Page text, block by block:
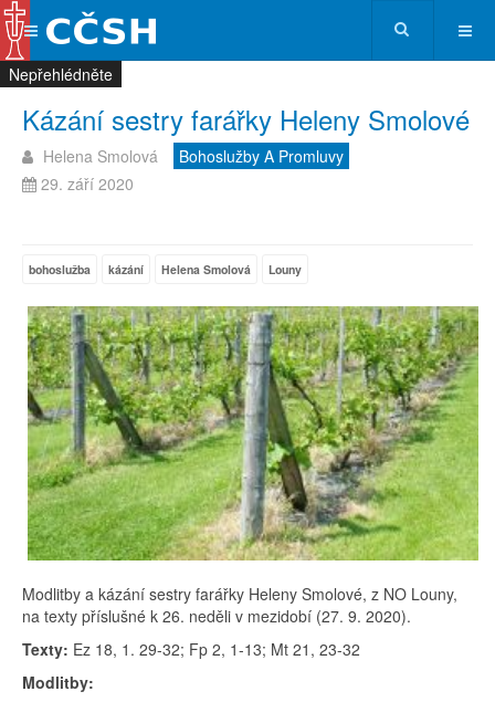
Kázání sestry farářky Heleny Smolové
Helena Smolová
Bohoslužby A Promluvy
29. září 2020
bohoslužba kázání Helena Smolová Louny
Modlitby a kázání sestry farářky Heleny Smolové, z NO Louny,
na texty příslušné k 26. neděli v mezidobí (27. 9. 2020).
Texty: Ez 18, 1. 29-32; Fp 2, 1-13; Mt 21, 23-32
Modlitby:
Nepřehlédněte
Nepřehlédněte
Nepřehlédněte
Nepřehlédněte